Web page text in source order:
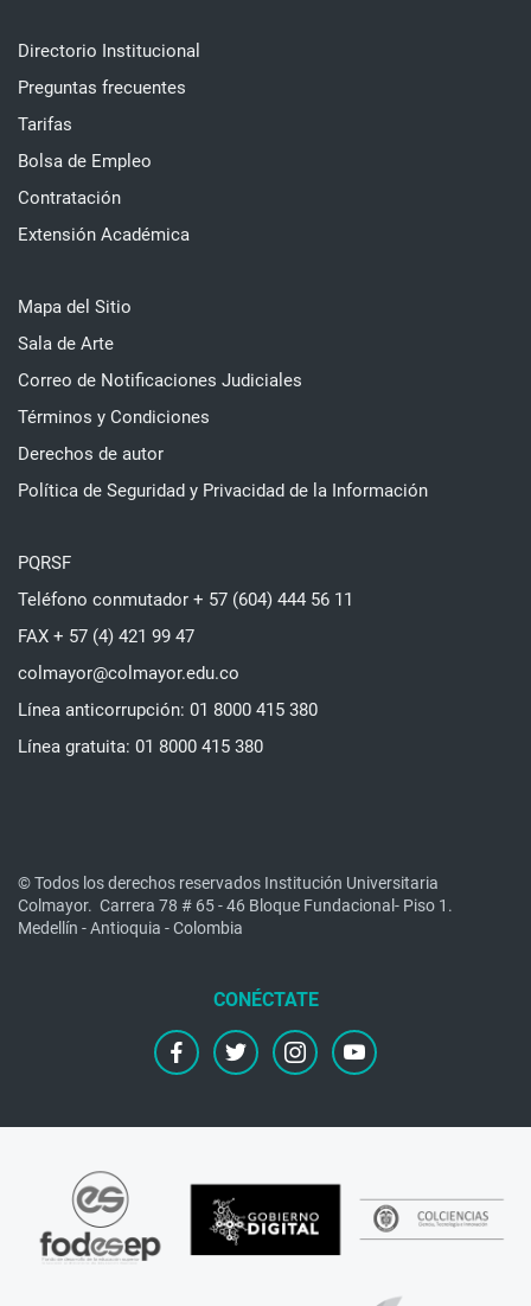
Directorio Institucional
Preguntas frecuentes
Tarifas
Bolsa de Empleo
Contratación
Extensión Académica
Mapa del Sitio
Sala de Arte
Correo de Notificaciones Judiciales
Términos y Condiciones
Derechos de autor
Política de Seguridad y Privacidad de la Información
PQRSF
Teléfono conmutador + 57 (604) 444 56 11
FAX + 57 (4) 421 99 47
colmayor@colmayor.edu.co
Línea anticorrupción: 01 8000 415 380
Línea gratuita: 01 8000 415 380
© Todos los derechos reservados Institución Universitaria
Colmayor. Carrera 78 # 65 - 46 Bloque Fundacional- Piso 1.
Medellín - Antioquia - Colombia